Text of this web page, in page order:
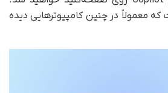
معمولاً در چنین کامپیوترهایی دیده